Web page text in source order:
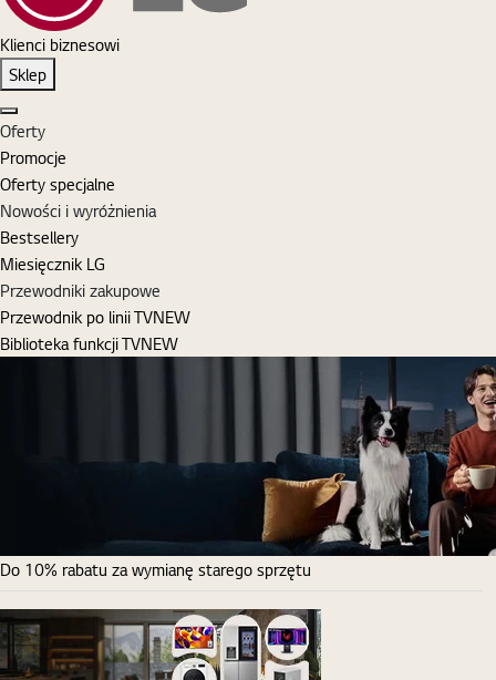
Klienci biznesowi
Sklep
Zamknij
Oferty
Promocje
Oferty specjalne
Nowości i wyróżnienia
Bestsellery
Miesięcznik LG
Przewodniki zakupowe
Przewodnik po linii TVNEW
Biblioteka funkcji TVNEW
Do 10% rabatu za wymianę starego sprzętu